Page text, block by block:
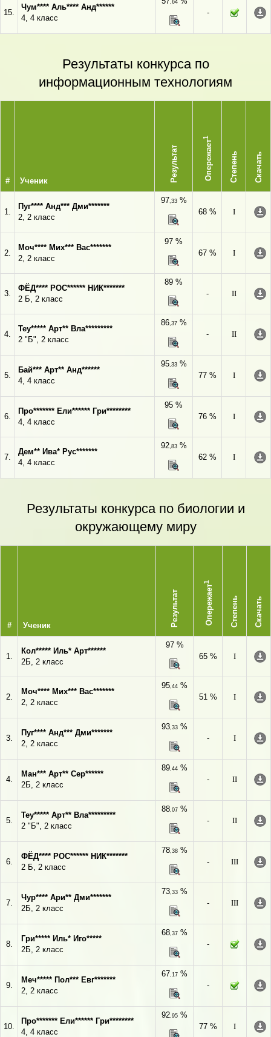
15.
Чум**** Аль**** Анд******
4, 4 класс
,64
-
Результаты конкурса по
информационным технологиям
# Ученик Результат Опережает
1
Степень Скачать
1.
Пуг**** Анд*** Дми*******
2, 2 класс
97,33%
68 %
I
2.
Моч**** Мих*** Вас*******
2, 2 класс
97 %
67 %
I
3.
ФЁД**** РОС****** НИК*******
2 Б, 2 класс
89 %
-
II
4.
Теу***** Арт** Вла*********
2 "Б", 2 класс
86,37%
-
II
5.
Бай*** Арт** Анд******
4, 4 класс
95,33%
77 %
I
6.
Про******* Ели****** Гри********
4, 4 класс
95 %
76 %
I
7.
Дем** Ива* Рус*******
4, 4 класс
92,83%
62 %
I
Результаты конкурса по биологии и
окружающему миру
# Ученик Результат Опережает
1
Степень Скачать
1.
Кол***** Иль* Арт******
2Б, 2 класс
97 %
65 %
I
2.
Моч**** Мих*** Вас*******
2, 2 класс
95,44 %
51 %
I
3.
Пуг**** Анд*** Дми*******
2, 2 класс
93,33 %
-
I
4.
Ман*** Арт** Сер******
2Б, 2 класс
89,44 %
-
II
5.
Теу***** Арт** Вла*********
2 "Б", 2 класс
88,07 %
-
II
6.
ФЁД**** РОС****** НИК*******
2 Б, 2 класс
78,38 %
-
III
7.
Чур**** Ари** Дми*******
2Б, 2 класс
73,33 %
-
III
8.
Гри***** Иль* Иго*****
2Б, 2 класс
68,37 %
-
9.
Меч***** Пол*** Евг*******
2, 2 класс
67,17 %
-
10.
Про******* Ели****** Гри********
4, 4 класс
92,95 %
77 %
I